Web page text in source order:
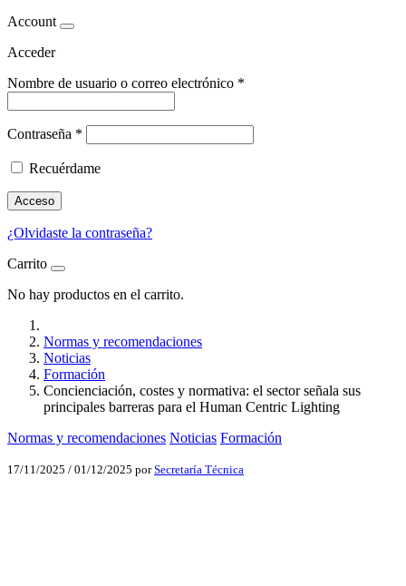
Account
Acceder
Nombre de usuario o correo electrónico *
Contraseña *
Recuérdame
Acceso
¿Olvidaste la contraseña?
Carrito
No hay productos en el carrito.
Normas y recomendaciones
Noticias
Formación
Concienciación, costes y normativa: el sector señala sus
principales barreras para el Human Centric Lighting
Normas y recomendaciones Noticias Formación
17/11/2025 / 01/12/2025 porSecretaría Técnica